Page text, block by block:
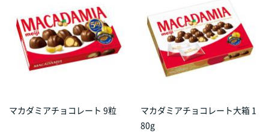
マカダミアチョコレート 9粒
マカダミアチョコレート大箱 1
80g